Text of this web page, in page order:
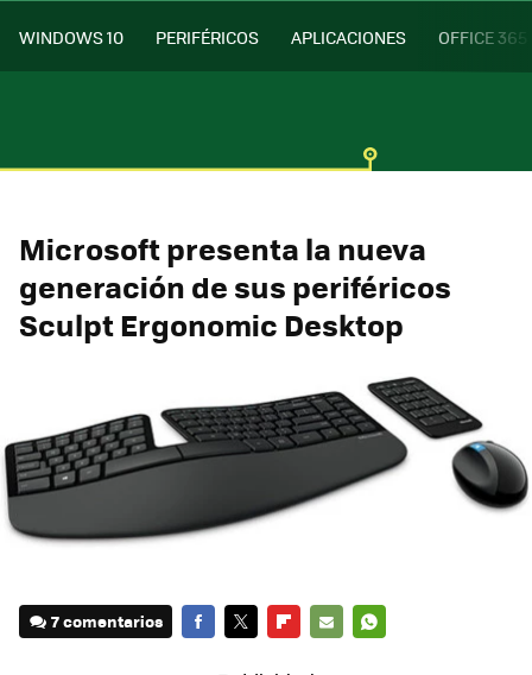
WINDOWS 10 PERIFÉRICOS APLICACIONES OFFICE 365
Microsoft presenta la nueva
generación de sus periféricos
Sculpt Ergonomic Desktop
7 comentarios